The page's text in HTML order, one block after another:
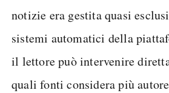
notizie era gestita quasi
sistemi automatici della
il lettore può intervenire
quali fonti considera più